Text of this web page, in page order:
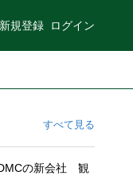
新規登録 ログイン
すべて見る
の新会社 観